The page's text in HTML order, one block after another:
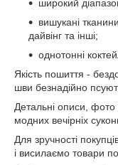
широкий
вишукані
дайвінг та інші;
однотонні
Якість пошиття -
шви безнадійно
Детальні описи, фото
модних вечірніх
Для зручності
і висилаємо товари